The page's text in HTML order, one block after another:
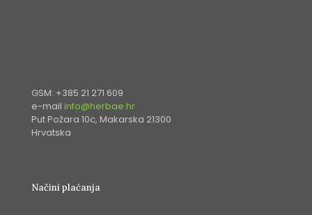
GSM: +385 21 271 609
e-mail info@herbae.hr
Put Požara 10c, Makarska 21300
Hrvatska
Načini plaćanja